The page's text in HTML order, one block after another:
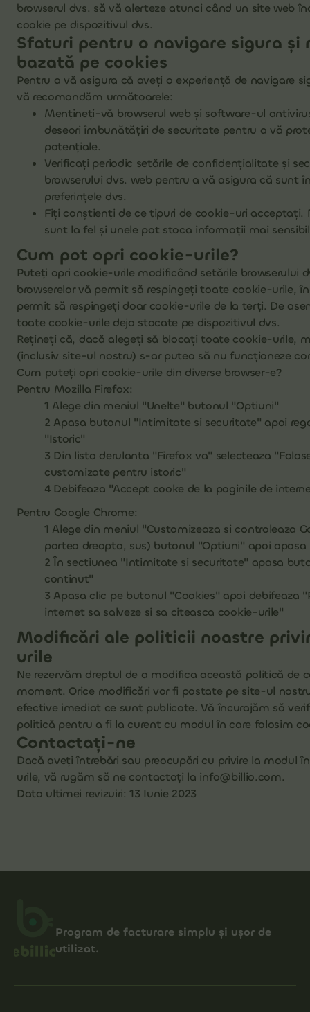
browserul dvs. să vă alerteze atunci când un site web
cookie pe dispozitivul dvs.
Sfaturi pentru o navigare sigura și
bazată pe cookies
Pentru a vă asigura că aveți o experiență de navigare
vă recomandăm următoarele:
Mențineți-vă browserul web și software-ul
deseori îmbunătățiri de securitate pentru a vă
potențiale.
Verificați periodic setările de confidențialitate și
browserului dvs. web pentru a vă asigura că sunt
preferințele dvs.
Fiți conștienți de ce tipuri de cookie-uri acceptați.
sunt la fel și unele pot stoca informații mai
Cum pot opri cookie-urile?
Puteți opri cookie-urile modificând setările browserului
browserelor vă permit să respingeți toate cookie-urile,
permit să respingeți doar cookie-urile de la terți. De
toate cookie-urile deja stocate pe dispozitivul dvs.
Rețineți că, dacă alegeți să blocați toate cookie-urile,
(inclusiv site-ul nostru) s-ar putea să nu funcționeze
Cum puteți opri cookie-urile din diverse browser-e?
Pentru Mozilla Firefox:
1 Alege din meniul "Unelte" butonul "Optiuni"
2 Apasa butonul "Intimitate si securitate" apoi
"Istoric"
3 Din lista derulanta "Firefox va" selecteaza
customizate pentru istoric"
4 Debifeaza "Accept cooke de la paginile de
Pentru Google Chrome:
1 Alege din meniul "Customizeaza si controleaza
partea dreapta, sus) butonul "Optiuni" apoi
2 În sectiunea "Intimitate si securitate" apasa
continut"
3 Apasa clic pe butonul "Cookies" apoi debifeaza
internet sa salveze si sa citeasca cookie-urile"
Modificări ale politicii noastre
urile
Ne rezervăm dreptul de a modifica această politică de
moment. Orice modificări vor fi postate pe site-ul
efective imediat ce sunt publicate. Vă încurajăm să
politică pentru a fi la curent cu modul în care folosim
Contactați-ne
Dacă aveți întrebări sau preocupări cu privire la modul
urile, vă rugăm să ne contactați la info@billio.com.
Data ultimei revizuiri: 13 Iunie 2023
Program de facturare simplu și ușor de
utilizat.